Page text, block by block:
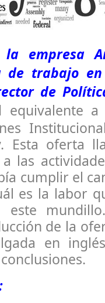
la empresa
trabajo
de
equivalente
Esta oferta
las
cumplir el
es la labor
este
de la
en